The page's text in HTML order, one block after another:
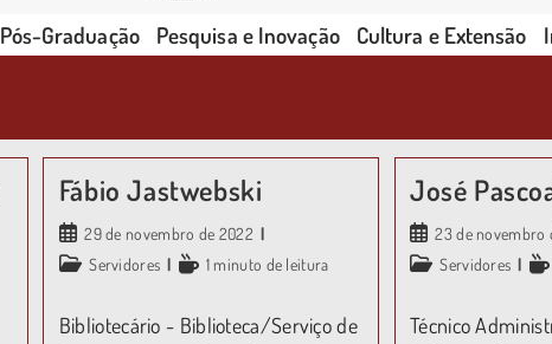
Pós-Graduação Pesquisa e Inovação Cultura e Extensão
Fábio Jastwebski
29 de novembro de 2022
Servidores
1 minuto de leitura
Bibliotecário - Biblioteca/Serviço de
José
23 de novembro
Servidores
Técnico